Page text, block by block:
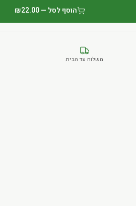
הוסף לסל — ₪22.00
משלוח עד הבית